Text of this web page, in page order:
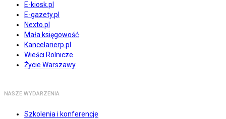
E-kiosk.pl
E-gazety.pl
Nexto.pl
Mała księgowość
Kancelarierp.pl
Wieści Rolnicze
Życie Warszawy
NASZE WYDARZENIA
Szkolenia i konferencje